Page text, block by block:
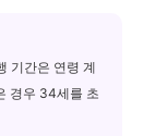
기간은 연령 계
경우 34세를 초